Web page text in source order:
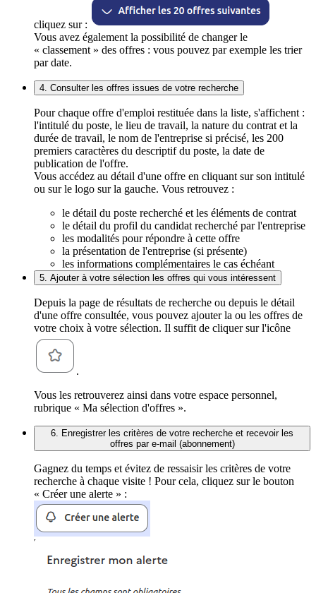
cliquez sur :
Vous avez également la possibilité de changer le
« classement » des offres : vous pouvez par exemple les trier
par date.
4. Consulter les offres issues de votre recherche
Pour chaque offre d'emploi restituée dans la liste, s'affichent :
l'intitulé du poste, le lieu de travail, la nature du contrat et la
durée de travail, le nom de l'entreprise si précisé, les 200
premiers caractères du descriptif du poste, la date de
publication de l'offre.
Vous accédez au détail d'une offre en cliquant sur son intitulé
ou sur le logo sur la gauche. Vous retrouvez :
le détail du poste recherché et les éléments de contrat
le détail du profil du candidat recherché par l'entreprise
les modalités pour répondre à cette offre
la présentation de l'entreprise (si présente)
les informations complémentaires le cas échéant
5. Ajouter à votre sélection les offres qui vous intéressent
Depuis la page de résultats de recherche ou depuis le détail
d'une offre consultée, vous pouvez ajouter la ou les offres de
votre choix à votre sélection. Il suffit de cliquer sur l'icône
.
Vous les retrouverez ainsi dans votre espace personnel,
rubrique « Ma sélection d'offres ».
6. Enregistrer les critères de votre recherche et recevoir les
offres par e-mail (abonnement)
Gagnez du temps et évitez de ressaisir les critères de votre
recherche à chaque visite ! Pour cela, cliquez sur le bouton
« Créer une alerte » :